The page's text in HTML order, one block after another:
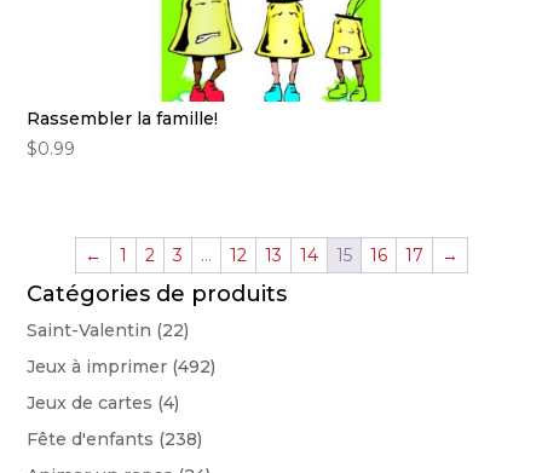
Rassembler la famille!
$0.99
← 1 2 3 … 12 13 14 15 16 17 →
Catégories de produits
Saint-Valentin (22)
Jeux à imprimer (492)
Jeux de cartes (4)
Fête d'enfants (238)